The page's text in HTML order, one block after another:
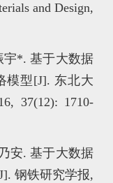
and Design,
宇*. 基于大数据
模型[J]. 东北大
37(12): 1710-
安. 基于大数据
钢铁研究学报,